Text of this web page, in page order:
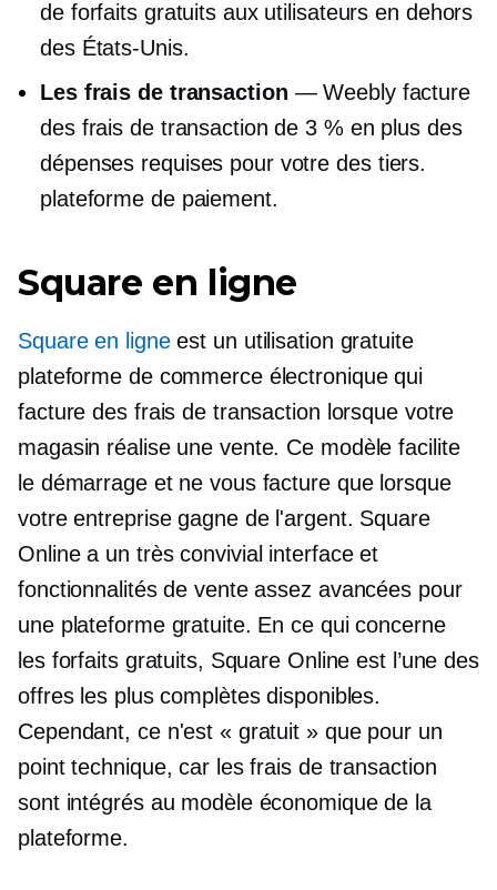
de forfaits gratuits aux utilisateurs en dehors
des États-Unis.
Les frais de transaction — Weebly facture
des frais de transaction de 3 % en plus des
dépenses requises pour votredes tiers.
plateforme de paiement.
Square en ligne
Square en ligneest un utilisation gratuite
plateforme de commerce électronique qui
facture des frais de transaction lorsque votre
magasin réalise une vente. Ce modèle facilite
le démarrage et ne vous facture que lorsque
votre entreprise gagne de l'argent. Square
Online a un trèsconvivial interface et
fonctionnalités de vente assez avancées pour
une plateforme gratuite. En ce qui concerne
les forfaits gratuits, Square Online est l’une des
offres les plus complètes disponibles.
Cependant, ce n'est « gratuit » que pour un
point technique, car les frais de transaction
sont intégrés au modèle économique de la
plateforme.